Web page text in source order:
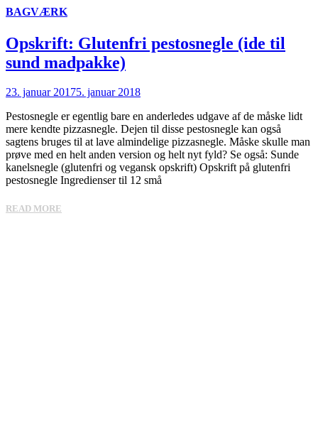
BAGVÆRK
Opskrift: Glutenfri pestosnegle (ide til
sund madpakke)
23. januar 20175. januar 2018
Pestosnegle er egentlig bare en anderledes udgave af de måske lidt
mere kendte pizzasnegle. Dejen til disse pestosnegle kan også
sagtens bruges til at lave almindelige pizzasnegle. Måske skulle man
prøve med en helt anden version og helt nyt fyld? Se også: Sunde
kanelsnegle (glutenfri og vegansk opskrift) Opskrift på glutenfri
pestosnegle Ingredienser til 12 små
READ MORE